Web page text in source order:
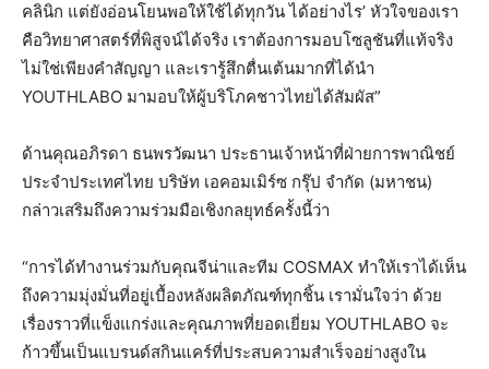
คลินิก แต่ยังอ่อนโยนพอให้ใช้ได้ทุกวัน ได้อย่างไร’ หัวใจของเรา
คือวิทยาศาสตร์ที่พิสูจน์ได้จริง เราต้องการมอบโซลูชันที่แท้จริง
ไม่ใช่เพียงคำสัญญา และเรารู้สึกตื่นเต้นมากที่ได้นำ
YOUTHLABO มามอบให้ผู้บริโภคชาวไทยได้สัมผัส”
ด้านคุณอภิรดา ธนพรวัฒนา ประธานเจ้าหน้าที่ฝ่ายการพาณิชย์
ประจำประเทศไทย บริษัท เอคอมเมิร์ซ กรุ๊ป จำกัด (มหาชน)
กล่าวเสริมถึงความร่วมมือเชิงกลยุทธ์ครั้งนี้ว่า
“การได้ทำงานร่วมกับคุณจีน่าและทีม COSMAX ทำให้เราได้เห็น
ถึงความมุ่งมั่นที่อยู่เบื้องหลังผลิตภัณฑ์ทุกชิ้น เรามั่นใจว่า ด้วย
เรื่องราวที่แข็งแกร่งและคุณภาพที่ยอดเยี่ยม YOUTHLABO จะ
ก้าวขึ้นเป็นแบรนด์สกินแคร์ที่ประสบความสำเร็จอย่างสูงใน